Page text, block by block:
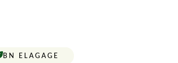
BN ELAGAGE